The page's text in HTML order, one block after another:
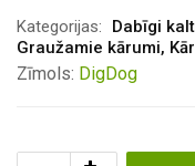
Kategorijas:
Dabīgi
Graužamie kārumi,
Zīmols: DigDog